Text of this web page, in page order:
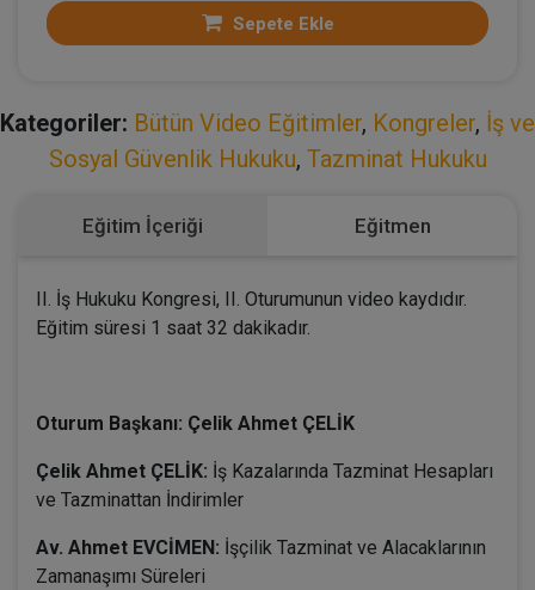
Sepete Ekle
Kategoriler: Bütün Video Eğitimler, Kongreler, İş ve
Sosyal Güvenlik Hukuku, Tazminat Hukuku
Eğitim İçeriği Eğitmen
II. İş Hukuku Kongresi, II. Oturumunun video kaydıdır.
Eğitim süresi 1 saat 32 dakikadır.
Oturum Başkanı: Çelik Ahmet ÇELİK
Çelik Ahmet ÇELİK: İş Kazalarında Tazminat Hesapları
ve Tazminattan İndirimler
Av. Ahmet EVCİMEN: İşçilik Tazminat ve Alacaklarının
Zamanaşımı Süreleri